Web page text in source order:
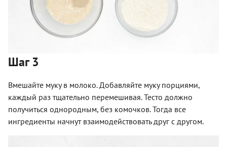
Шаг 3
Вмешайте муку в молоко. Добавляйте муку порциями,
каждый раз тщательно перемешивая. Тесто должно
получиться однородным, без комочков. Тогда все
ингредиенты начнут взаимодействовать друг с другом.